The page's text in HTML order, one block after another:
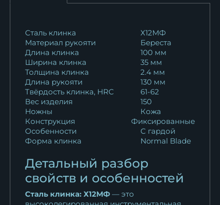
падук...
11 625
Нож Ежик 2 сталь 95х18
рукоять акрил...
10 016₽
Нож Ежик 2 сталь N690
рукоять акрил...
15 950
Сталь клинка
Х12МФ
Материал рукояти
Береста
Длина клинка
100 мм
Ширина клинка
35 мм
Толщина клинка
2.4 мм
Длина рукояти
130 мм
Твёрдость клинка, HRC
61-62
Вес изделия
150
Ножны
Кожа
Конструкция
Фиксированные
Особенности
С гардой
Форма клинка
Normal Blade
Детальный разбор
свойств и особенностей
Сталь клинка: Х12МФ — это